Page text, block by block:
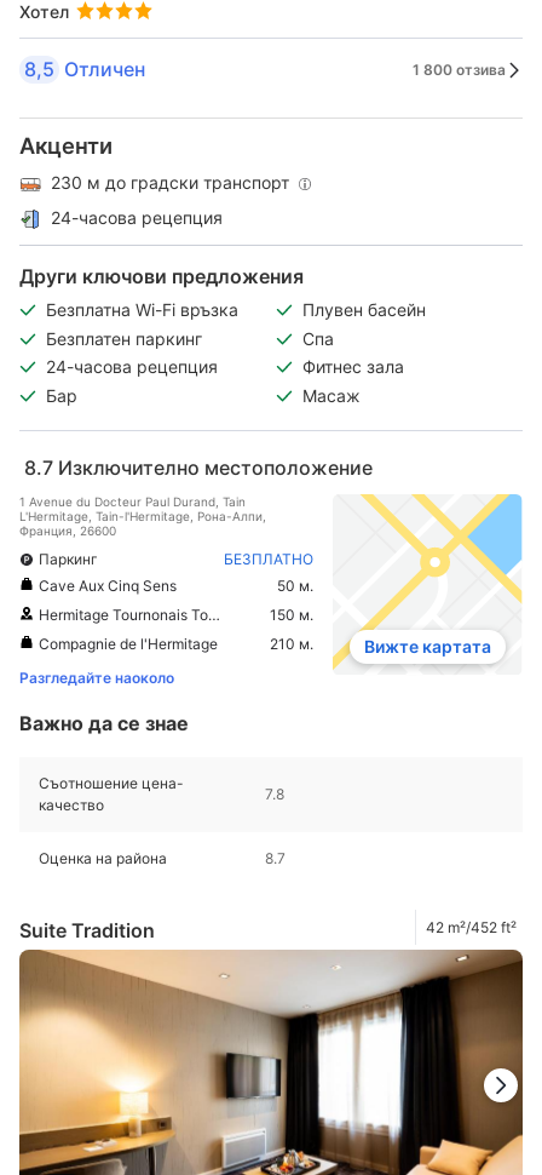
Хотел
8,5 Отличен 1 800 отзива
Акценти
230 м до градски транспорт
24-часова рецепция
Други ключови предложения
Безплатна Wi-Fi връзка
Плувен басейн
Безплатен паркинг
Спа
24-часова рецепция
Фитнес зала
Бар
Масаж
8.7 Изключително местоположение
1 Avenue du Docteur Paul Durand, Tain
L'Hermitage, Tain-l'Hermitage, Рона-Алпи,
Франция, 26600
Паркинг
БЕЗПЛАТНО
Cave Aux Cinq Sens
50 м.
Hermitage Tournonais Tourisme
150 м.
Compagnie de l'Hermitage
210 м.
Разгледайте наоколо
Вижте картата
Важно да се знае
Съотношение цена-
качество
7.8
Оценка на района 8.7
Suite Tradition 42 m²/452 ft²